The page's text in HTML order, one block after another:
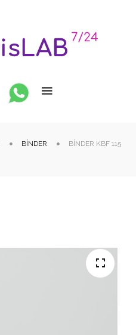
BINDER
BINDER KBF 115